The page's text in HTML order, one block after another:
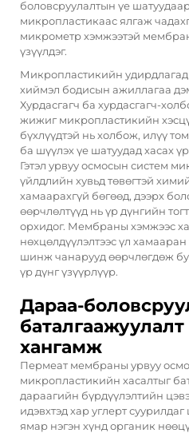
боловсруулалтын үе
микропластикаас ялгаж
микрометр хэмжээтэй
үзүүлдэг.
Микропластикийн
хиймэл бодисын ажиллагаа
Хурдасгагч ба хурдасгагч-
жижиг микропластикийн
бүхлүүдтэй нь холбож, илүү
ба шүүлэх үе шатуудад хасах
Гэтэл урвуу осмосын систем
үйлдлийн хувьд төвөгтэй
хамаарахгүй бөгөөд, дээрх
өөрчлөлтүүд нь үр дүнгийн
орхидог. Мембраны хэмжээс
нөхцөлдүүлэлтээс үл
шинж чанарууд өөрчлөгдөж
үр дүнг үзүүрлүүр.
Дараа-
хангамж
Пермеат мембраны урвуу
микропластикийн хасалтыг
дараагийн бүрдүүлэлтийн
идэвхтэд хар углерт
ямар нэгэн хүнд органик